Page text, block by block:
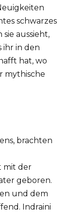
schwarzes
aussieht,
ihr in den
hat, wo
mythische
brachten
mit der
geboren.
und dem
Indraini